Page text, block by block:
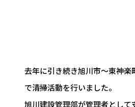
営業
去年に引き続き旭川市～東神
で清掃活動を行いました。
旭川建設管理部が管理者とし